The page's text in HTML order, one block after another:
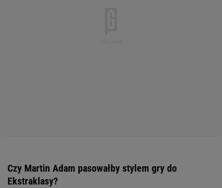
Czy Martin Adam pasowałby stylem gry do
Ekstraklasy?